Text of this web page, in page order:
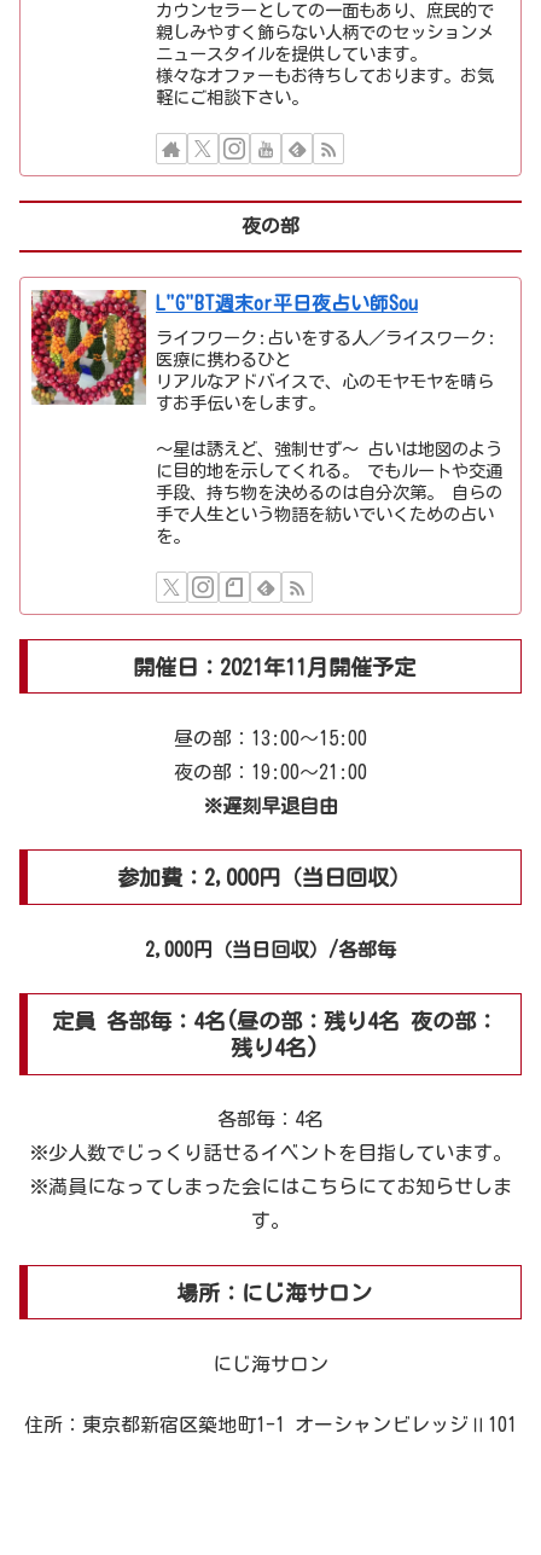
カウンセラーとしての一面もあり、庶民的で
親しみやすく飾らない人柄でのセッションメ
ニュースタイルを提供しています。
様々なオファーもお待ちしております。お気
軽にご相談下さい。
夜の部
L"G"BT週末or平日夜占い師Sou
ライフワーク:占いをする人／ライスワーク:
医療に携わるひと
リアルなアドバイスで、心のモヤモヤを晴ら
すお手伝いをします。
〜星は誘えど、強制せず〜 占いは地図のよう
に目的地を示してくれる。 でもルートや交通
手段、持ち物を決めるのは自分次第。 自らの
手で人生という物語を紡いでいくための占い
を。
開催日：2021年11月開催予定
昼の部：13:00～15:00
夜の部：19:00～21:00
※遅刻早退自由
参加費：2,000円（当日回収）
2,000円（当日回収）/各部毎
定員 各部毎：4名(昼の部：残り4名 夜の部：
残り4名)
各部毎：4名
※少人数でじっくり話せるイベントを目指しています。
※満員になってしまった会にはこちらにてお知らせしま
す。
場所：にじ海サロン
にじ海サロン
住所：東京都新宿区築地町1-1 オーシャンビレッジⅡ101